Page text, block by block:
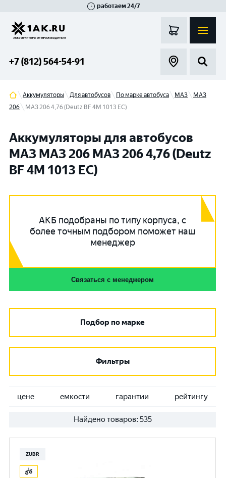
работаем 24/7
+7 (812) 564-54-91
Аккумуляторы Для автобусов По марке автобуса МАЗ
МАЗ
206
МАЗ 206 4,76 (Deutz BF 4M 1013 EC)
Аккумуляторы для автобусов
МАЗ МАЗ 206 МАЗ 206 4,76 (Deutz
BF 4M 1013 EC)
АКБ подобраны по типу корпуса, с
более точным подбором поможет наш
менеджер
Связаться с менеджером
Подбор по марке
Фильтры
цене емкости гарантии рейтингу
Найдено товаров: 535
ZUBR
Гатчина